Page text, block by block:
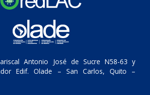
Antonio José de Sucre N58-63 y
Edif. Olade – San Carlos, Quito –